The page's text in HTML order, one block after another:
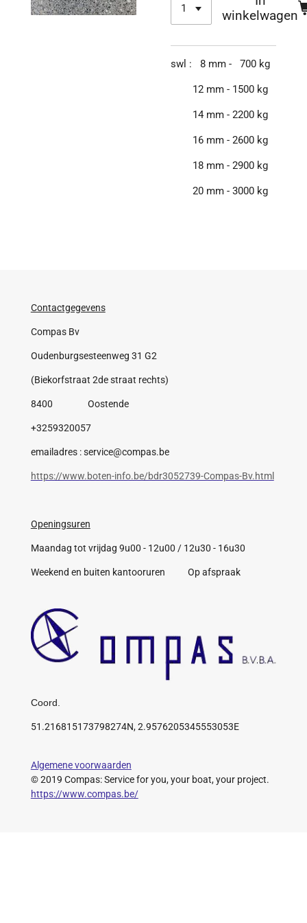
winkelwagen
swl : 8 mm - 700 kg
12 mm - 1500 kg
14 mm - 2200 kg
16 mm - 2600 kg
18 mm - 2900 kg
20 mm - 3000 kg
Contactgegevens
Compas Bv
Oudenburgsesteenweg 31 G2
(Biekorfstraat 2de straat rechts)
8400 Oostende
+3259320057
emailadres : service@compas.be
https://www.boten-info.be/bdr3052739-Compas-Bv.html
Openingsuren
Maandag tot vrijdag 9u00 - 12u00 / 12u30 - 16u30
Weekend en buiten kantooruren Op afspraak
Coord.
51.216815173798274N, 2.9576205345553053E
Algemene voorwaarden
© 2019 Compas: Service for you, your boat, your project.
https://www.compas.be/